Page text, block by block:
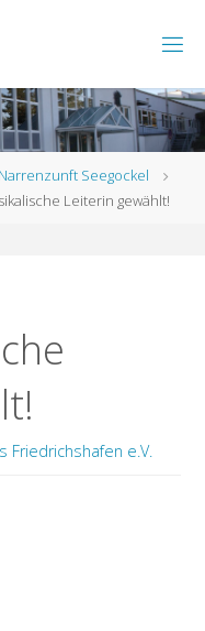
Narrenzunft Seegockel
Leiterin gewählt!
Friedrichshafen e.V.